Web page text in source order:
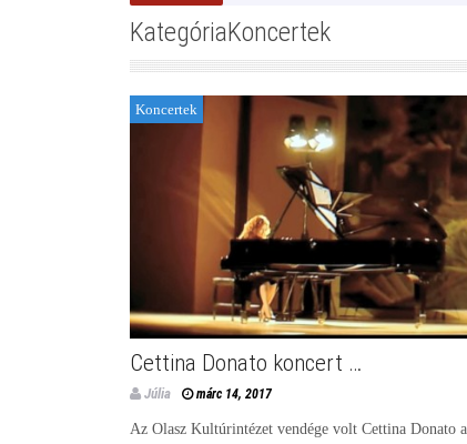
KategóriaKoncertek
Koncertek
Cettina Donato koncert …
Júlia márc 14, 2017
Az Olasz Kultúrintézet vendége volt Cettina Donato a